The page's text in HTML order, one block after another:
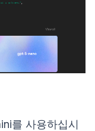
를 사용하십시